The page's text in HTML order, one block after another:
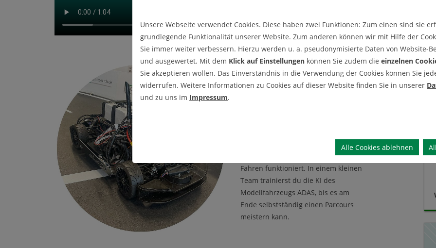
Welches Team bringt das
Modellfahrzeug ADAS
zum Fahren?
verständliche Weise, wie auf Deep-
Learning basierendes, autonomes
Fahren funktioniert. In einem kleinen
Team trainierst du die KI des
Modellfahrzeugs ADAS, bis es am
Ende selbstständig einen Parcours
meistern kann.
Unsere Webseite verwendet Cookies. Diese haben zwei Funktionen: Zum einen sind sie
grundlegende Funktionalität unserer Website. Zum anderen können wir mit Hilfe der
Sie immer weiter verbessern. Hierzu werden u. a. pseudonymisierte Daten von Website-
und ausgewertet. Mit dem Klick auf Einstellungen können Sie zudem die einzelnen
Sie akzeptieren wollen. Das Einverständnis in die Verwendung der Cookies können Sie
widerrufen. Weitere Informationen zu Cookies auf dieser Website finden Sie in unserer
und zu uns im Impressum.
Alle Cookies ablehnen